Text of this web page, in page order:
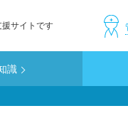
サイトです
識